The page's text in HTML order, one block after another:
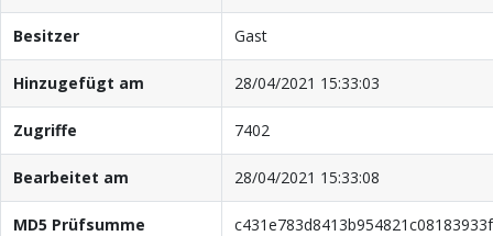
Besitzer Gast
Hinzugefügt am 28/04/2021 15:33:03
Zugriffe 7402
Bearbeitet am 28/04/2021 15:33:08
MD5 Prüfsumme